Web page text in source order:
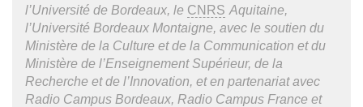
l’Université de Bordeaux, le CNRS Aquitaine,
l’Université Bordeaux Montaigne, avec le soutien du
Ministère de la Culture et de la Communication et du
Ministère de l’Enseignement Supérieur, de la
Recherche et de l’Innovation, et en partenariat avec
Radio Campus Bordeaux, Radio Campus France et